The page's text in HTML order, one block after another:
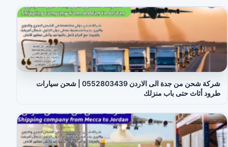
شركة شحن من جدة الى الاردن 0552803439 | شحن سيارات
طرود أثاث حتى باب منزلك